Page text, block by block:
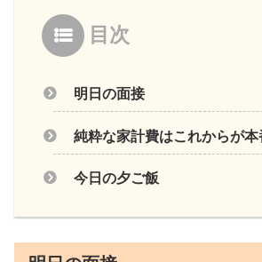
目次
明日の面接
純粋な家計費はこれからが本
今日の夕ご飯